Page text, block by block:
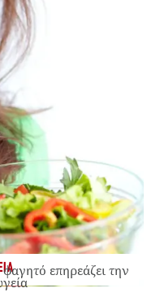
επηρεάζει την